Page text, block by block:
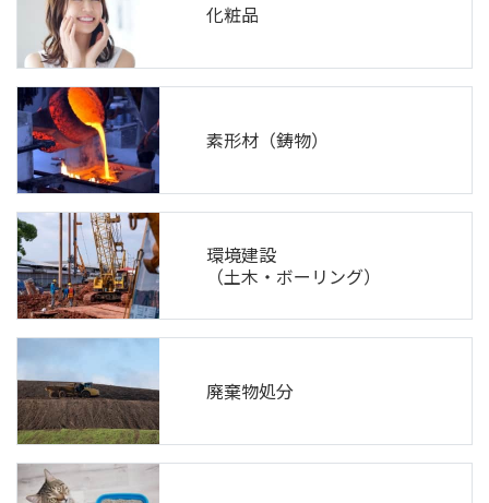
化粧品
素形材（鋳物）
環境建設
（土木・ボーリング）
廃棄物処分